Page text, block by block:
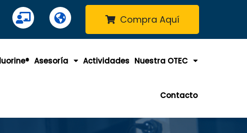
Compra Aquí
Asesoría Actividades Nuestra OTEC
Contacto